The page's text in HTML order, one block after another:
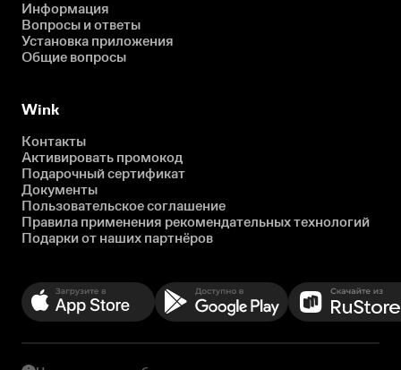
Информация
Вопросы и ответы
Установка приложения
Общие вопросы
Wink
Контакты
Активировать промокод
Подарочный сертификат
Документы
Пользовательское соглашение
Правила применения рекомендательных технологий
Подарки от наших партнёров